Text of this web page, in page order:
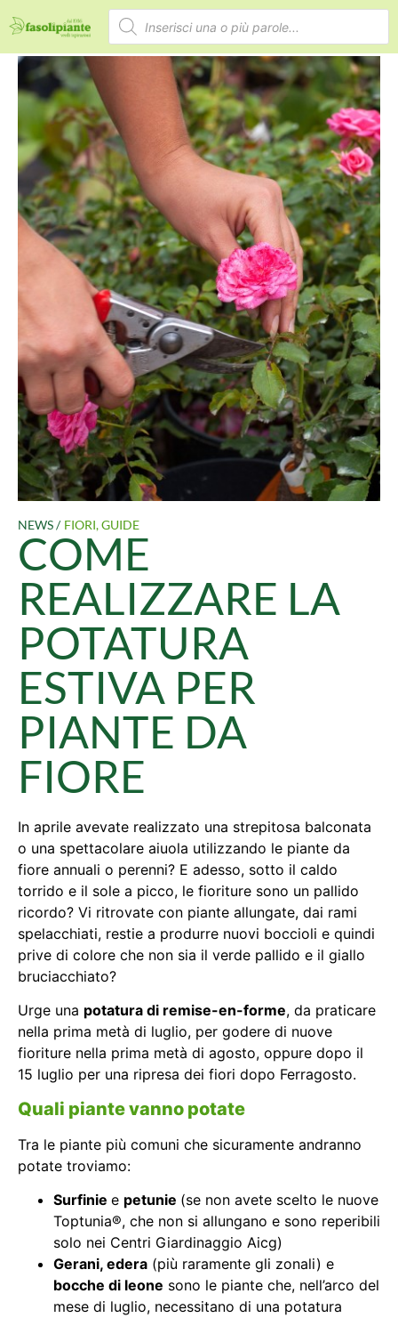
NEWS / FIORI,GUIDE
COME
REALIZZARE LA
POTATURA
ESTIVA PER
PIANTE DA
FIORE
In aprile avevate realizzato una strepitosa balconata
o una spettacolare aiuola utilizzando le piante da
fiore annuali o perenni? E adesso, sotto il caldo
torrido e il sole a picco, le fioriture sono un pallido
ricordo? Vi ritrovate con piante allungate, dai rami
spelacchiati, restie a produrre nuovi boccioli e quindi
prive di colore che non sia il verde pallido e il giallo
bruciacchiato?
Urge una potatura di remise-en-forme, da praticare
nella prima metà di luglio, per godere di nuove
fioriture nella prima metà di agosto, oppure dopo il
15 luglio per una ripresa dei fiori dopo Ferragosto.
Quali piante vanno potate
Tra le piante più comuni che sicuramente andranno
potate troviamo:
Surfinie e petunie (se non avete scelto le nuove
Toptunia®, che non si allungano e sono reperibili
solo nei Centri Giardinaggio Aicg)
Gerani, edera (più raramente gli zonali) e
bocche di leone sono le piante che, nell’arco del
mese di luglio, necessitano di una potatura